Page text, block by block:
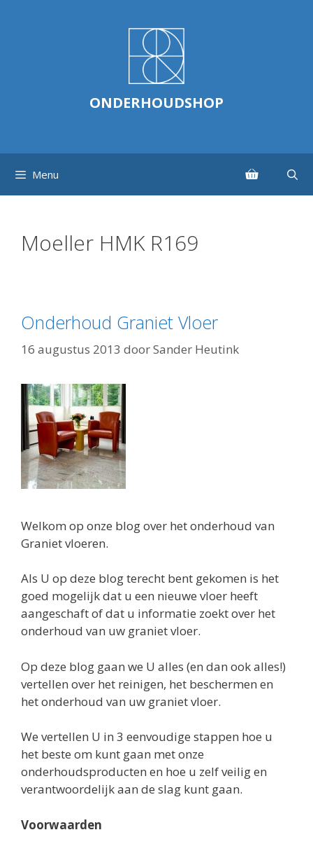
ONDERHOUDSHOP
Menu
Moeller HMK R169
Onderhoud Graniet Vloer
16 augustus 2013 doorSander Heutink
Welkom op onze blog over het onderhoud van
Graniet vloeren.
Als U op deze blog terecht bent gekomen is het
goed mogelijk dat u een nieuwe vloer heeft
aangeschaft of dat u informatie zoekt over het
onderhoud van uw graniet vloer.
Op deze blog gaan we U alles (en dan ook alles!)
vertellen over het reinigen, het beschermen en
het onderhoud van uw graniet vloer.
We vertellen U in 3 eenvoudige stappen hoe u
het beste om kunt gaan met onze
onderhoudsproducten en hoe u zelf veilig en
verantwoordelijk aan de slag kunt gaan.
Voorwaarden